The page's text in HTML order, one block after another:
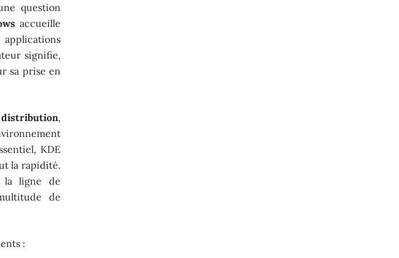
question
accueille
signifie,
sa prise en
distribution,
KDE
la rapidité.
la ligne de
de
: